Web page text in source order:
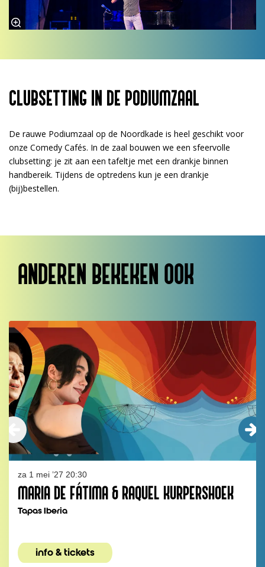
CLUBSETTING IN DE PODIUMZAAL
De rauwe Podiumzaal op de Noordkade is heel geschikt voor
onze Comedy Cafés. In de zaal bouwen we een sfeervolle
clubsetting: je zit aan een tafeltje met een drankje binnen
handbereik. Tijdens de optredens kun je een drankje
(bij)bestellen.
ANDEREN BEKEKEN OOK
MARIA DE FÁTIMA & RAQUEL KURPERSHOEK
Tapas Iberia
za 1 mei ’27 20:30
info & tickets